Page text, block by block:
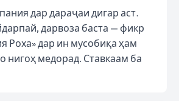
дар дараҷаи дигар аст.
дарвоза баста — фикр
Роха» дар ин мусобиқа ҳам
нигоҳ медорад. Ставкаам ба